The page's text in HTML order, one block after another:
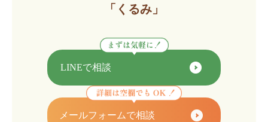
「くるみ」
LINEで相談
メールフォームで相談